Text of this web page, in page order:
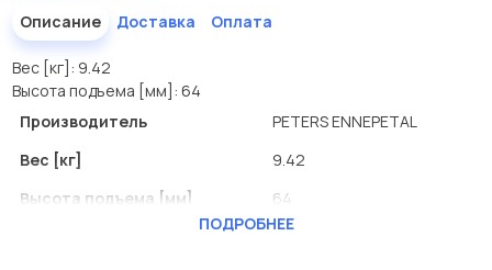
Описание Доставка Оплата
Вес [кг]: 9.42
Высота подъема [мм]: 64
Производитель
PETERS ENNEPETAL
Вес [кг]
9.42
Высота подъема [мм]
64
ПОДРОБНЕЕ